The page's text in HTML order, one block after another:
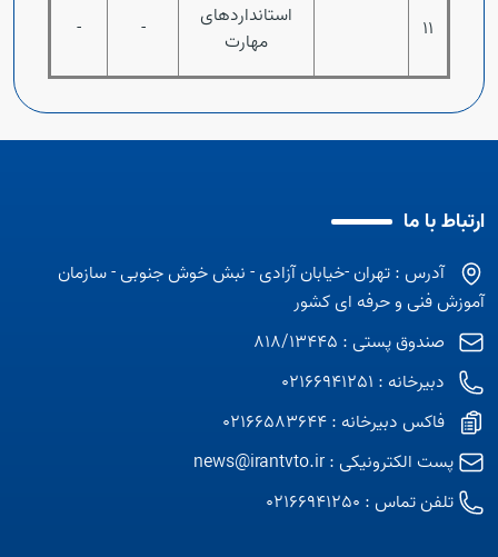
Open
Open
11
استانداردهای
مهارت
-
-
ارتباط با ما
آدرس : تهران -خیابان آزادی - نبش خوش جنوبی - سازمان
آموزش فنی و حرفه ای کشور
صندوق پستی : 818/13445
دبیرخانه : 02166941251
فاکس دبیرخانه : 02166583644
پست الکترونیکی :news@irantvto.ir
تلفن تماس : 02166941250